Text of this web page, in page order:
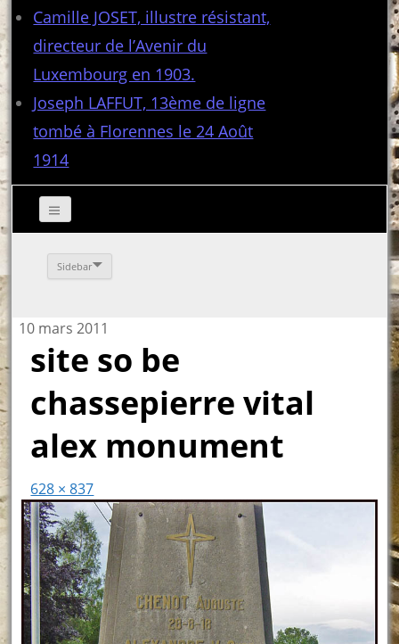
Camille JOSET, illustre résistant,
directeur de l’Avenir du
Luxembourg en 1903.
Joseph LAFFUT, 13ème de ligne
tombé à Florennes le 24 Août
1914
Sidebar
10 mars 2011
site so be
chassepierre vital
alex monument
628 × 837